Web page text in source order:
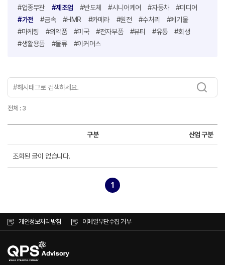
#업종무관
#제조업 #반도체 #시니어케어 #자동차
#미디어
#가전
#금속 #HMR #카메라 #원전 #수처리
#폐기물
#마케팅
#의약품 #미국 #전자부품 #뷰티 #유통
#회생
#생활용품
#물류 #이커머스
전체 : 3
구분 산업 구분
조회된 글이 없습니다.
1
개인정보처리방침 이메일무단수집 거부